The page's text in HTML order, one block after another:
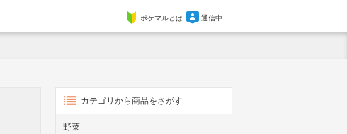
ポケマルとは 通信中...
カテゴリから商品をさがす
野菜